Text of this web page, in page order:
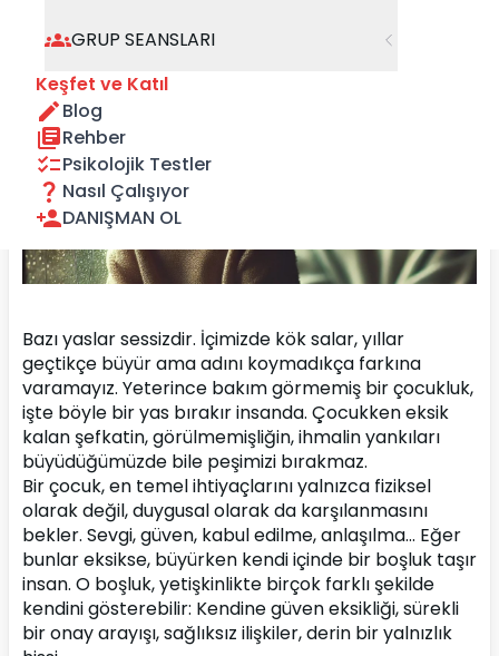
GRUP SEANSLARI
Keşfet ve Katıl
Blog
Rehber
Psikolojik Testler
Nasıl Çalışıyor
DANIŞMAN OL
Bazı yaslar sessizdir. İçimizde kök salar, yıllar
geçtikçe büyür ama adını koymadıkça farkına
varamayız. Yeterince bakım görmemiş bir çocukluk,
işte böyle bir yas bırakır insanda. Çocukken eksik
kalan şefkatin, görülmemişliğin, ihmalin yankıları
büyüdüğümüzde bile peşimizi bırakmaz.
Bir çocuk, en temel ihtiyaçlarını yalnızca fiziksel
olarak değil, duygusal olarak da karşılanmasını
bekler. Sevgi, güven, kabul edilme, anlaşılma... Eğer
bunlar eksikse, büyürken kendi içinde bir boşluk taşır
insan. O boşluk, yetişkinlikte birçok farklı şekilde
kendini gösterebilir: Kendine güven eksikliği, sürekli
bir onay arayışı, sağlıksız ilişkiler, derin bir yalnızlık